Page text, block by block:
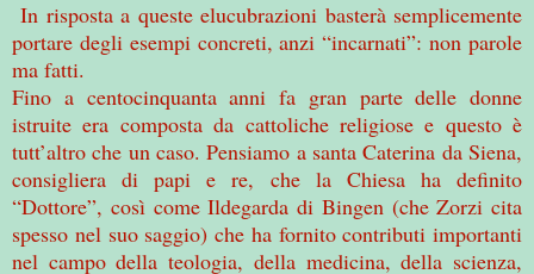
In risposta a queste elucubrazioni basterà semplicemente
portare degli esempi concreti, anzi “incarnati”: non parole
ma fatti.
Fino a centocinquanta anni fa gran parte delle donne
istruite era composta da cattoliche religiose e questo è
tutt’altro che un caso. Pensiamo a santa Caterina da Siena,
consigliera di papi e re, che la Chiesa ha definito
“Dottore”, così come Ildegarda di Bingen (che Zorzi cita
spesso nel suo saggio) che ha fornito contributi importanti
nel campo della teologia, della medicina, della scienza,